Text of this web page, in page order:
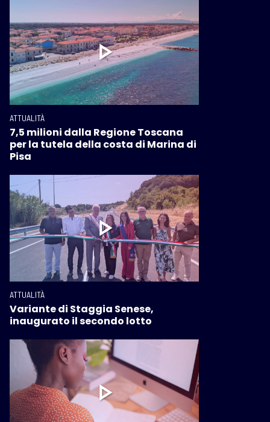
ATTUALITÀ
7,5 milioni dalla Regione Toscana
per la tutela della costa di Marina di
Pisa
ATTUALITÀ
Variante di Staggia Senese,
inaugurato il secondo lotto